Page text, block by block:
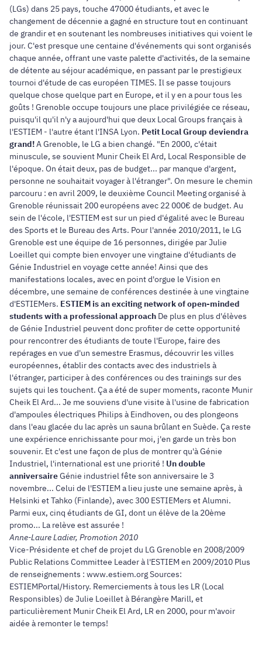
(LGs) dans 25 pays, touche 47000 étudiants, et avec le
changement de décennie a gagné en structure tout en continuant
de grandir et en soutenant les nombreuses initiatives qui voient le
jour. C'est presque une centaine d'événements qui sont organisés
chaque année, offrant une vaste palette d'activités, de la semaine
de détente au séjour académique, en passant par le prestigieux
tournoi d'étude de cas européen TIMES. Il se passe toujours
quelque chose quelque part en Europe, et il y en a pour tous les
goûts ! Grenoble occupe toujours une place privilégiée ce réseau,
puisqu'il qu'il n'y a aujourd'hui que deux Local Groups français à
l'ESTIEM - l'autre étant l'INSA Lyon. Petit Local Group deviendra
grand!A Grenoble, le LG a bien changé. "En 2000, c'était
minuscule, se souvient Munir Cheik El Ard, Local Responsible de
l'époque. On était deux, pas de budget... par manque d'argent,
personne ne souhaitait voyager à l'étranger". On mesure le chemin
parcouru : en avril 2009, le deuxième Council Meeting organisé à
Grenoble réunissait 200 européens avec 22 000€ de budget. Au
sein de l'école, l'ESTIEM est sur un pied d'égalité avec le Bureau
des Sports et le Bureau des Arts. Pour l'année 2010/2011, le LG
Grenoble est une équipe de 16 personnes, dirigée par Julie
Loeillet qui compte bien envoyer une vingtaine d'étudiants de
Génie Industriel en voyage cette année! Ainsi que des
manifestations locales, avec en point d'orgue le Vision en
décembre, une semaine de conférences destinée à une vingtaine
d'ESTIEMers. ESTIEM is an exciting network of open-minded
students with a professional approach De plus en plus d'élèves
de Génie Industriel peuvent donc profiter de cette opportunité
pour rencontrer des étudiants de toute l'Europe, faire des
repérages en vue d'un semestre Erasmus, découvrir les villes
européennes, établir des contacts avec des industriels à
l'étranger, participer à des conférences ou des trainings sur des
sujets qui les touchent. Ça a été de super moments, raconte Munir
Cheik El Ard... Je me souviens d'une visite à l'usine de fabrication
d'ampoules électriques Philips à Eindhoven, ou des plongeons
dans l'eau glacée du lac après un sauna brûlant en Suède. Ça reste
une expérience enrichissante pour moi, j'en garde un très bon
souvenir. Et c'est une façon de plus de montrer qu'à Génie
Industriel, l'international est une priorité ! Un double
anniversaireGénie industriel fête son anniversaire le 3
novembre... Celui de l'ESTIEM a lieu juste une semaine après, à
Helsinki et Tahko (Finlande), avec 300 ESTIEMers et Alumni.
Parmi eux, cinq étudiants de GI, dont un élève de la 20ème
promo... La relève est assurée !
Anne-Laure Ladier, Promotion 2010
Vice-Présidente et chef de projet du LG Grenoble en 2008/2009
Public Relations Committee Leader à l'ESTIEM en 2009/2010 Plus
de renseignements : www.estiem.org Sources:
ESTIEMPortal/History. Remerciements à tous les LR (Local
Responsibles) de Julie Loeillet à Bérangère Marill, et
particulièrement Munir Cheik El Ard, LR en 2000, pour m'avoir
aidée à remonter le temps!